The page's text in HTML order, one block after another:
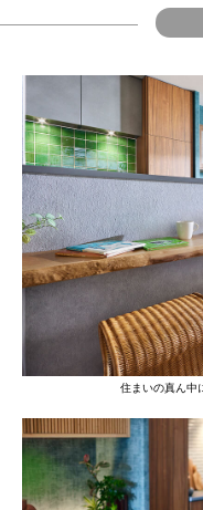
住まいの真ん中